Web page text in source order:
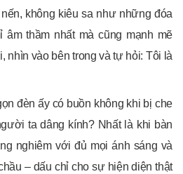
không kiêu sa như những đóa
thầm nhất mà cũng mạnh mẽ
nhìn vào bên trong và tự hỏi: Tôi là
đèn ấy có buồn không khi bị che
ta dâng kính? Nhất là khi bàn
nghiêm với đủ mọi ánh sáng và
– dấu chỉ cho sự hiện diện thật